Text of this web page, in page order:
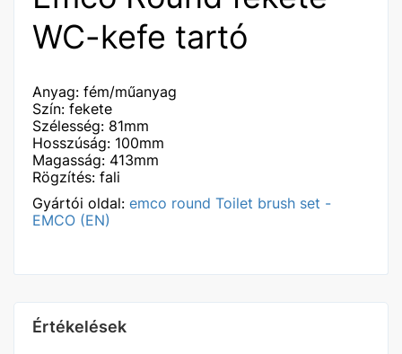
WC-kefe tartó
Anyag: fém/műanyag
Szín: fekete
Szélesség: 81mm
Hosszúság: 100mm
Magasság: 413mm
Rögzítés: fali
Gyártói oldal: emco round Toilet brush set -
EMCO (EN)
Értékelések